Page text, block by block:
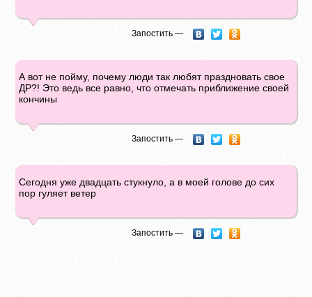
Запостить —
А вот не пойму, почему люди так любят праздновать свое
ДР?! Это ведь все равно, что отмечать приближение своей
кончины
Запостить —
Сегодня уже двадцать стукнуло, а в моей голове до сих
пор гуляет ветер
Запостить —